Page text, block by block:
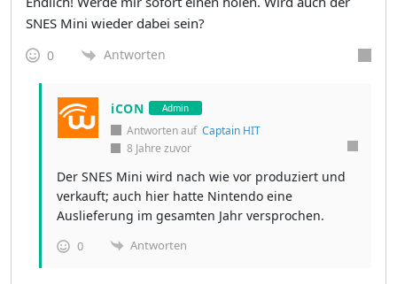
SNES Mini wieder dabei sein?
0 Antworten
iCON Admin
Antworten auf Captain HIT
8 Jahre zuvor
Der SNES Mini wird nach wie vor produziert und
verkauft; auch hier hatte Nintendo eine
Auslieferung im gesamten Jahr versprochen.
0 Antworten